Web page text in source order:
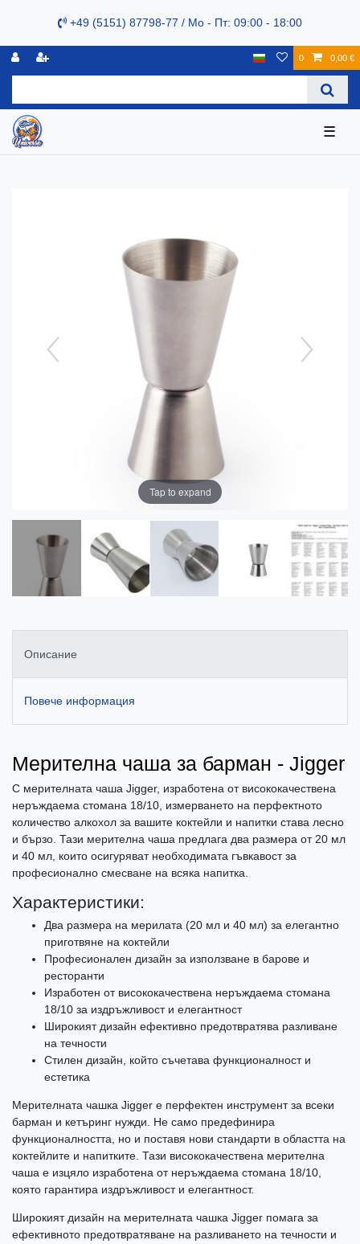
+49 (5151) 87798-77 / Mo - Пт: 09:00 - 18:00
0 0,00 €
☰
Tap to expand
Описание
Повече информация
Мерителна чаша за барман - Jigger
С мерителната чаша Jigger, изработена от висококачествена
неръждаема стомана 18/10, измерването на перфектното
количество алкохол за вашите коктейли и напитки става лесно
и бързо. Тази мерителна чаша предлага два размера от 20 мл
и 40 мл, които осигуряват необходимата гъвкавост за
професионално смесване на всяка напитка.
Характеристики:
Два размера на мерилата (20 мл и 40 мл) за елегантно
приготвяне на коктейли
Професионален дизайн за използване в барове и
ресторанти
Изработен от висококачествена неръждаема стомана
18/10 за издръжливост и елегантност
Широкият дизайн ефективно предотвратява разливане
на течности
Стилен дизайн, който съчетава функционалност и
естетика
Мерителната чашка Jigger е перфектен инструмент за всеки
барман и кетъринг нужди. Не само предефинира
функционалността, но и поставя нови стандарти в областта на
коктейлите и напитките. Тази висококачествена мерителна
чаша е изцяло изработена от неръждаема стомана 18/10,
която гарантира издръжливост и елегантност.
Широкият дизайн на мерителната чашка Jigger помага за
ефективното предотвратяване на разливането на течности и